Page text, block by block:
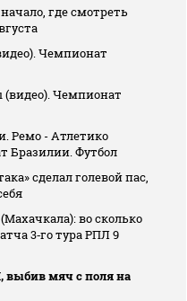
где смотреть
Чемпионат
Чемпионат
Ремо - Атлетико
Бразилии. Футбол
сделал голевой пас,
во сколько
3‑го тура РПЛ 9
выбив мяч с поля на